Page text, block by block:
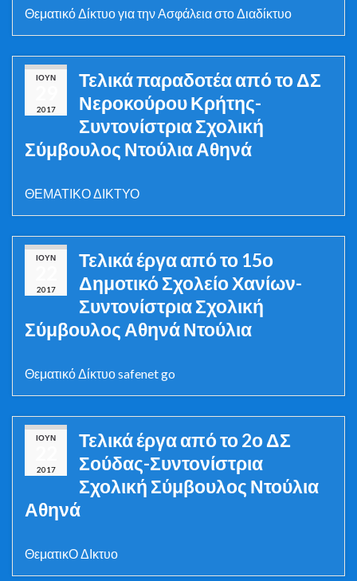
Θεματικό Δίκτυο για την Ασφάλεια στο Διαδίκτυο
ΙΟΎΝ
2017
Τελικά παραδοτέα από το ΔΣ
Νεροκούρου Κρήτης-
Συντονίστρια Σχολική
Σύμβουλος Ντούλια Αθηνά
ΘΕΜΑΤΙΚΟ ΔΙΚΤΥΟ
ΙΟΎΝ
2017
Τελικά έργα από το 15ο
Δημοτικό Σχολείο Χανίων-
Συντονίστρια Σχολική
Σύμβουλος Αθηνά Ντούλια
Θεματικό Δίκτυο safenet go
ΙΟΎΝ
2017
Τελικά έργα από το 2ο ΔΣ
Σούδας-Συντονίστρια
Σχολική Σύμβουλος Ντούλια
Αθηνά
ΘεματικΟ ΔΙκτυο